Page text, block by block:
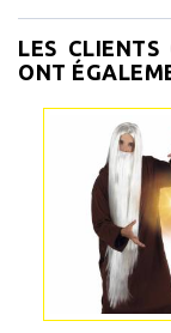
LES
ONT